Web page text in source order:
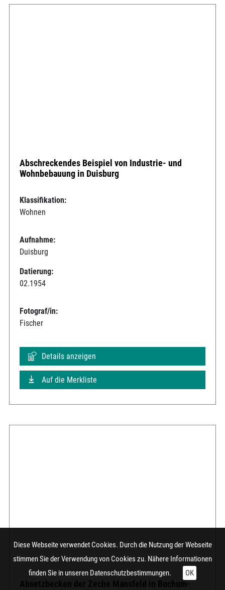
Abschreckendes Beispiel von Industrie- und
Wohnbebauung in Duisburg
Klassifikation:
Wohnen
Aufnahme:
Duisburg
Datierung:
02.1954
Fotograf/in:
Fischer
Details anzeigen
Auf die Merkliste
Absetzbecken der Zeche Mansfeld in Bochum-
Diese Webseite verwendet Cookies. Durch die Nutzung der Webseite
stimmen Sie der Verwendung von Cookies zu. Nähere Informationen
finden Sie in unseren Datenschutzbestimmungen. OK